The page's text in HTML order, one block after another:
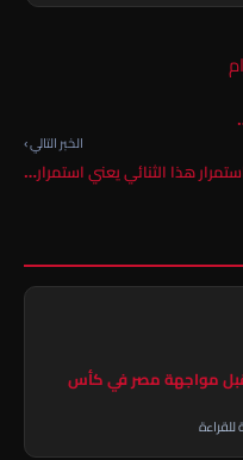
الخبر التالي ›
هذا الثنائي يعني استمرار…
قبل مواجهة مصر في كأس